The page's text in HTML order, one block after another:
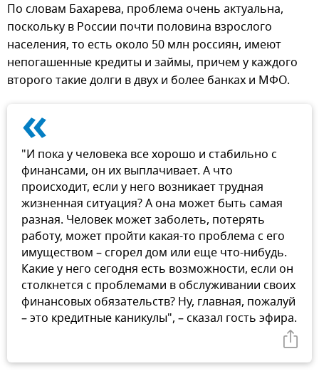
По словам Бахарева, проблема очень актуальна,
поскольку в России почти половина взрослого
населения, то есть около 50 млн россиян, имеют
непогашенные кредиты и займы, причем у каждого
второго такие долги в двух и более банках и МФО.
«
"И пока у человека все хорошо и стабильно с
финансами, он их выплачивает. А что
происходит, если у него возникает трудная
жизненная ситуация? А она может быть самая
разная. Человек может заболеть, потерять
работу, может пройти какая-то проблема с его
имуществом – сгорел дом или еще что-нибудь.
Какие у него сегодня есть возможности, если он
столкнется с проблемами в обслуживании своих
финансовых обязательств? Ну, главная, пожалуй
– это кредитные каникулы", – сказал гость эфира.